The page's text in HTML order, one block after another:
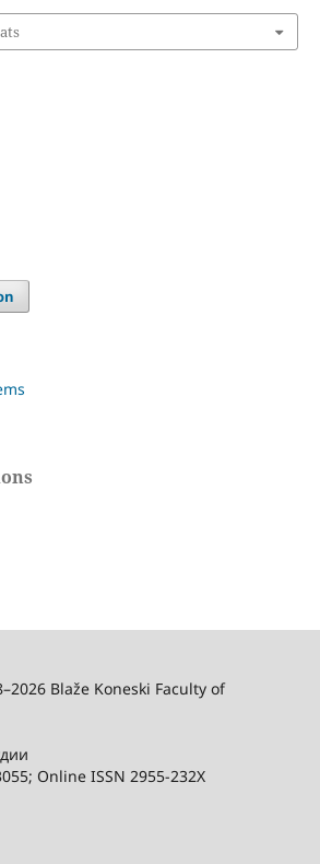
Blaže Koneski Faculty of
Online ISSN 2955-232X